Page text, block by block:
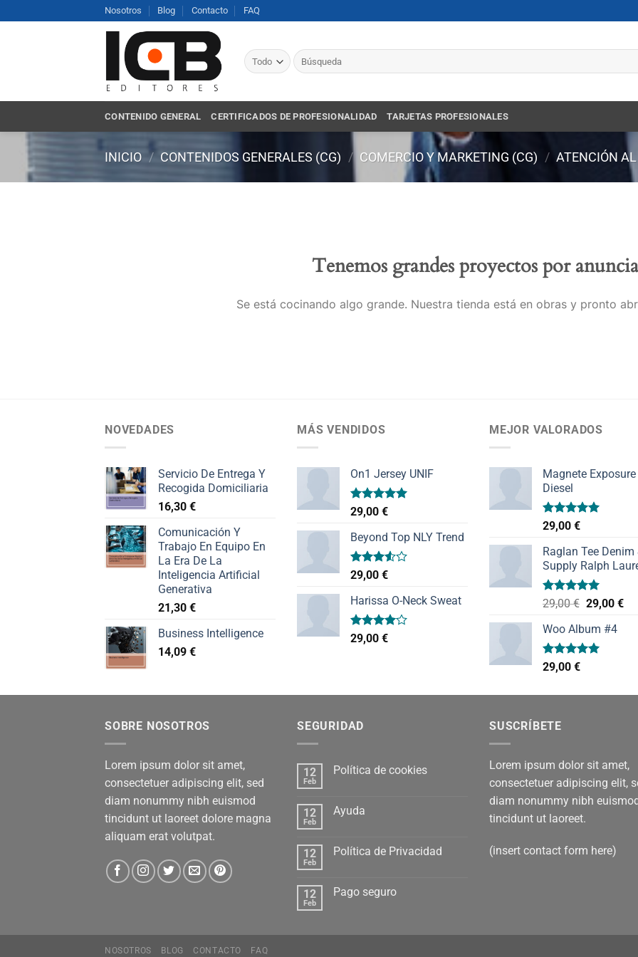
al
Nosotros Blog Contacto FAQ
Buscar
por:
CONTENIDO GENERAL CERTIFICADOS DE PROFESIONALIDAD TARJETAS PROFESIONALES
INICIO / CONTENIDOS GENERALES (CG) / COMERCIO Y MARKETING (CG) / ATENCIÓN
Tenemos grandes proyectos por
Se está cocinando algo grande. Nuestra tienda está en obras y pronto
NOVEDADES
Servicio De Entrega Y
Recogida Domiciliaria
16,30 €
Comunicación Y
Trabajo En Equipo En
La Era De La
Inteligencia Artificial
Generativa
21,30 €
Business Intelligence
14,09 €
MÁS VENDIDOS
On1 Jersey UNIF
Valorado
con
de 5
29,00 €
Beyond Top NLY Trend
Valorado
con
3.50de
5
29,00 €
Harissa O-Neck Sweat
Valorado
con
29,00 €
MEJOR VALORADOS
Magnete Exposure
Diesel
Valorado
con
de 5
29,00 €
Raglan Tee Denim
Supply Ralph
Valorado
de 5
29,00€ El
original
era:
29,00 €El
Woo Album #4
Valorado
con
29,00 €
SOBRE NOSOTROS
Lorem ipsum dolor sit amet,
consectetuer adipiscing elit, sed
diam nonummy nibh euismod
tincidunt ut laoreet dolore magna
aliquam erat volutpat.
SEGURIDAD
12
Feb
Política de cookies
12
Feb
Ayuda
12
Feb
Política de Privacidad
12
Feb
Pago seguro
SUSCRÍBETE
Lorem ipsum dolor sit amet,
consectetuer adipiscing elit,
diam nonummy nibh
tincidunt ut laoreet.
(insert contact form here)
NOSOTROS BLOG CONTACTO FAQ